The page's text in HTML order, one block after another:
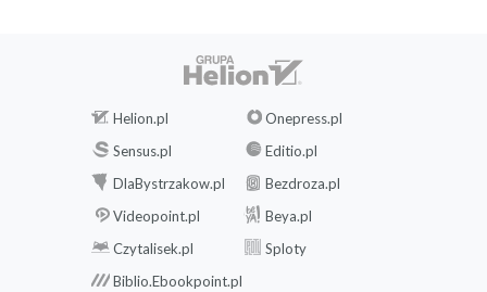
Helion.pl
Onepress.pl
Sensus.pl
Editio.pl
DlaBystrzakow.pl
Bezdroza.pl
Videopoint.pl
Beya.pl
Czytalisek.pl
Sploty
Biblio.Ebookpoint.pl